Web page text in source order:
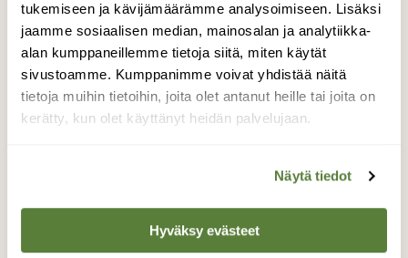
tukemiseen ja kävijämäärämme analysoimiseen. Lisäksi
jaamme sosiaalisen median, mainosalan ja analytiikka-
alan kumppaneillemme tietoja siitä, miten käytät
sivustoamme. Kumppanimme voivat yhdistää näitä
tietoja muihin tietoihin, joita olet antanut heille tai joita on
kerätty, kun olet käyttänyt heidän palvelujaan.
Näytä tiedot
Hyväksy evästeet
Naamiokärpänen
Tämä pieni siivekäs taitaa kuulua
naamiokärpäsiin.
Valokuvaaja: Markku Pelkonen, Jyväskylä
TAKAISIN LISTAAN